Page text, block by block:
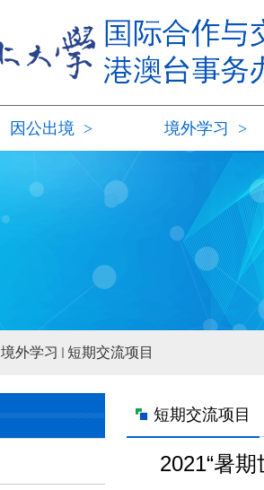
因公出境 > 境外学习 >
境外学习 短期交流项目
短期交流项目
2021“暑